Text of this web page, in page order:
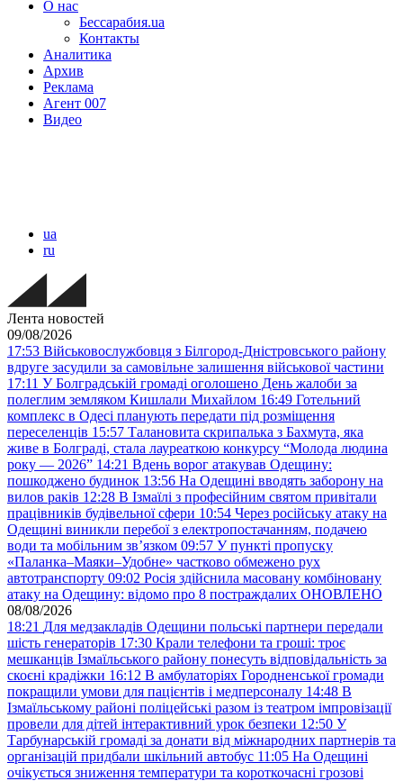
О нас
Бессарабия.ua
Контакты
Аналитика
Архив
Реклама
Агент 007
Видео
ua
ru
Лента новостей
09/08/2026
17:53 Військовослужбовця з Білгород-Дністровського району
вдруге засудили за самовільне залишення військової частини
17:11 У Болградській громаді оголошено День жалоби за
полеглим земляком Кишлали Михайлом 16:49 Готельний
комплекс в Одесі планують передати під розміщення
переселенців 15:57 Талановита скрипалька з Бахмута, яка
живе в Болграді, стала лауреаткою конкурсу “Молода людина
року — 2026” 14:21 Вдень ворог атакував Одещину:
пошкоджено будинок 13:56 На Одещині вводять заборону на
вилов раків 12:28 В Ізмаїлі з професійним святом привітали
працівників будівельної сфери 10:54 Через російську атаку на
Одещині виникли перебої з електропостачанням, подачею
води та мобільним звʼязком 09:57 У пункті пропуску
«Паланка–Маяки–Удобне» частково обмежено рух
автотранспорту 09:02 Росія здійснила масовану комбіновану
атаку на Одещину: відомо про 8 постраждалих ОНОВЛЕНО
08/08/2026
18:21 Для медзакладів Одещини польські партнери передали
шість генераторів 17:30 Крали телефони та гроші: троє
мешканців Ізмаїльського району понесуть відповідальність за
скоєні крадіжки 16:12 В амбулаторіях Городненської громади
покращили умови для пацієнтів і медперсоналу 14:48 В
Ізмаїльському районі поліцейські разом із театром імпровізації
провели для дітей інтерактивний урок безпеки 12:50 У
Тарбунарській громаді за донати від міжнародних партнерів та
організацій придбали шкільний автобус 11:05 На Одещині
очікується зниження температури та короткочасні грозові